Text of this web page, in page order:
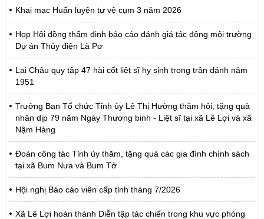
Khai mạc Huấn luyện tự vệ cụm 3 năm 2026
Họp Hội đồng thẩm định báo cáo đánh giá tác động môi trường
Dự án Thủy điện Là Pơ
Lai Châu quy tập 47 hài cốt liệt sĩ hy sinh trong trận đánh năm
1951
Trưởng Ban Tổ chức Tỉnh ủy Lê Thị Hường thăm hỏi, tặng quà
nhân dịp 79 năm Ngày Thương binh - Liệt sĩ tại xã Lê Lợi và xã
Nậm Hàng
Đoàn công tác Tỉnh ủy thăm, tặng quà các gia đình chính sách
tại xã Bum Nưa và Bum Tở
Hội nghị Báo cáo viên cấp tỉnh tháng 7/2026
Xã Lê Lợi hoàn thành Diễn tập tác chiến trong khu vực phòng